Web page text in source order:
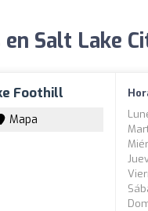
Salt Lake
Foothill
Mapa